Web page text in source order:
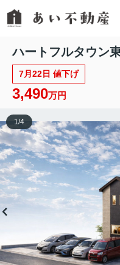
ハートフルタウン
7月22日 値下げ
3,490万円
1 /4